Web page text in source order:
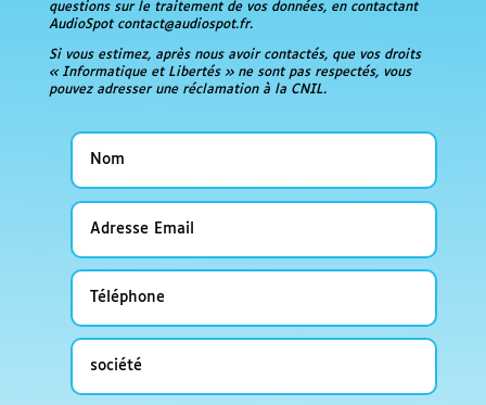
questions sur le traitement de vos données, en contactant
AudioSpot contact@audiospot.fr.
Si vous estimez, après nous avoir contactés, que vos droits
« Informatique et Libertés » ne sont pas respectés, vous
pouvez adresser une réclamation à la CNIL.
Nom
Adresse
Email
Téléphone
société